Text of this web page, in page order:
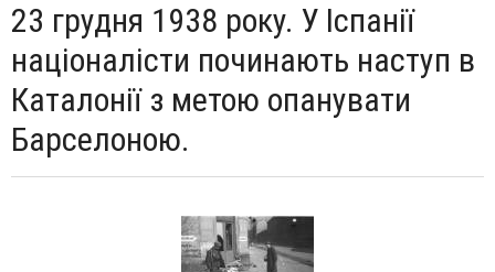
23 грудня 1938 року. У Іспанії
націоналісти починають наступ в
Каталонії з метою опанувати
Барселоною.